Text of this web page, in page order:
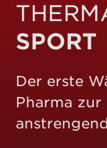
SPORT
Der erste
Pharma